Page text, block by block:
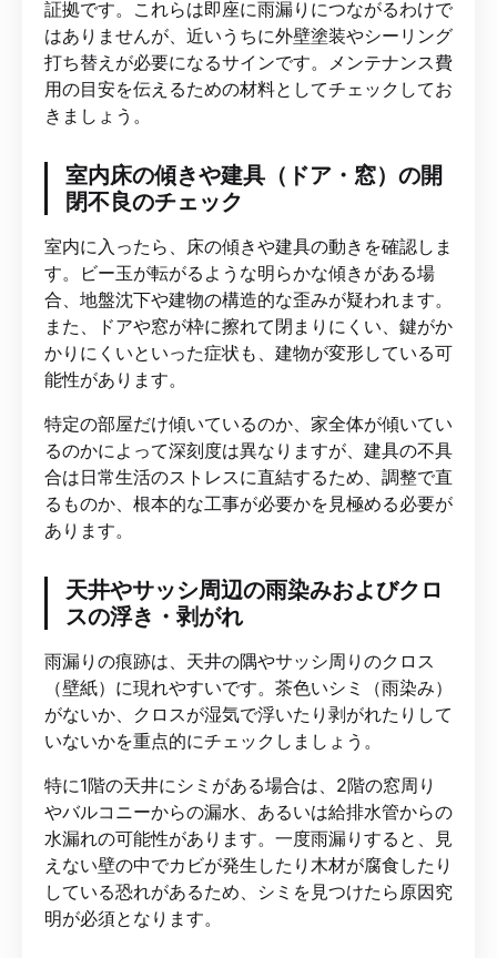
証拠です。これらは即座に雨漏りにつながるわけで
はありませんが、近いうちに外壁塗装やシーリング
打ち替えが必要になるサインです。メンテナンス費
用の目安を伝えるための材料としてチェックしてお
きましょう。
室内床の傾きや建具（ドア・窓）の開
閉不良のチェック
室内に入ったら、床の傾きや建具の動きを確認しま
す。ビー玉が転がるような明らかな傾きがある場
合、地盤沈下や建物の構造的な歪みが疑われます。
また、ドアや窓が枠に擦れて閉まりにくい、鍵がか
かりにくいといった症状も、建物が変形している可
能性があります。
特定の部屋だけ傾いているのか、家全体が傾いてい
るのかによって深刻度は異なりますが、建具の不具
合は日常生活のストレスに直結するため、調整で直
るものか、根本的な工事が必要かを見極める必要が
あります。
天井やサッシ周辺の雨染みおよびクロ
スの浮き・剥がれ
雨漏りの痕跡は、天井の隅やサッシ周りのクロス
（壁紙）に現れやすいです。茶色いシミ（雨染み）
がないか、クロスが湿気で浮いたり剥がれたりして
いないかを重点的にチェックしましょう。
特に1階の天井にシミがある場合は、2階の窓周り
やバルコニーからの漏水、あるいは給排水管からの
水漏れの可能性があります。一度雨漏りすると、見
えない壁の中でカビが発生したり木材が腐食したり
している恐れがあるため、シミを見つけたら原因究
明が必須となります。